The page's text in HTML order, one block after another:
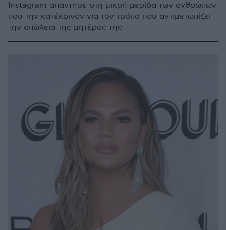
Instagram απάντησε στη μικρή μερίδα των ανθρώπων
που την κατέκριναν για τον τρόπο που αντιμετωπίζει
την απώλεια της μητέρας της